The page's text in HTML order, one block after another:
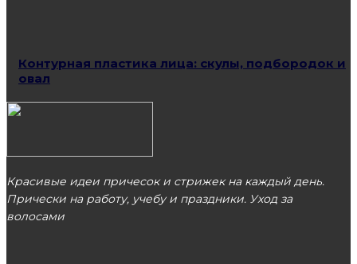
Контурная пластика лица: скулы, подбородок и
овал
Красивые идеи причесок и стрижек на каждый день.
Прически на работу, учебу и праздники. Уход за
волосами